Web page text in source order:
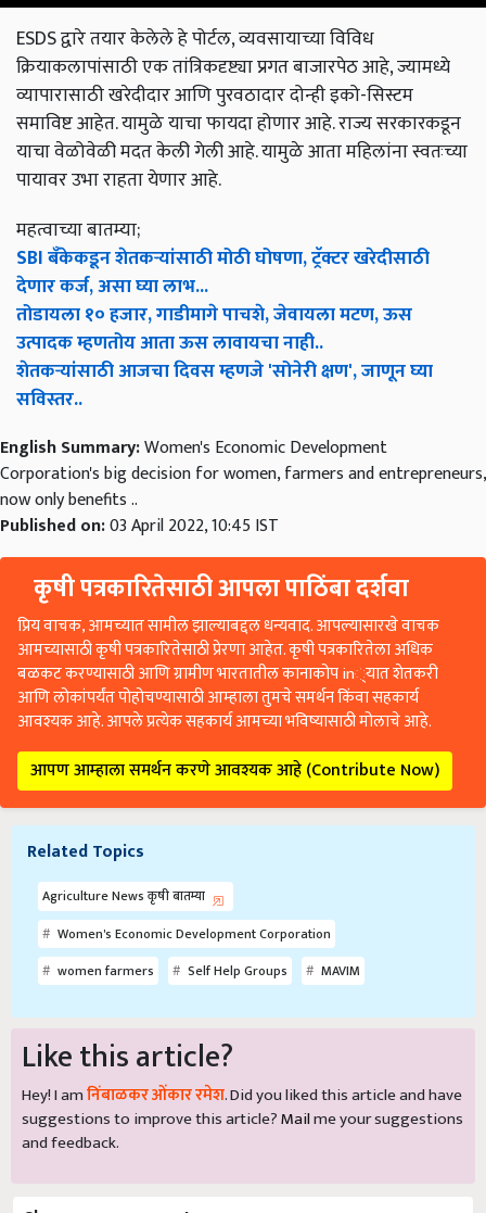
ESDS द्वारे तयार केलेले हे पोर्टल, व्यवसायाच्या विविध
क्रियाकलापांसाठी एक तांत्रिकदृष्ट्या प्रगत बाजारपेठ आहे, ज्यामध्ये
व्यापारासाठी खरेदीदार आणि पुरवठादार दोन्ही इको-सिस्टम
समाविष्ट आहेत. यामुळे याचा फायदा होणार आहे. राज्य सरकारकडून
याचा वेळोवेळी मदत केली गेली आहे. यामुळे आता महिलांना स्वतःच्या
पायावर उभा राहता येणार आहे.
SBI बँकेकडून शेतकऱ्यांसाठी मोठी घोषणा, ट्रॅक्टर खरेदीसाठी
देणार कर्ज, असा घ्या लाभ...
तोडायला १० हजार, गाडीमागे पाचशे, जेवायला मटण, ऊस
उत्पादक म्हणतोय आता ऊस लावायचा नाही..
शेतकऱ्यांसाठी आजचा दिवस म्हणजे 'सोनेरी क्षण', जाणून घ्या
सविस्तर..
Corporation's big decision for women, farmers and entrepreneurs,
now only benefits ..
Published on:03 April 2022, 10:45 IST
कृषी पत्रकारितेसाठी आपला पाठिंबा दर्शवा
प्रिय वाचक, आमच्यात सामील झाल्याबद्दल धन्यवाद. आपल्यासारखे वाचक
आमच्यासाठी कृषी पत्रकारितेसाठी प्रेरणा आहेत. कृषी पत्रकारितेला अधिक
बळकट करण्यासाठी आणि ग्रामीण भारतातील कानाकोप in्यात शेतकरी
आणि लोकांपर्यंत पोहोचण्यासाठी आम्हाला तुमचे समर्थन किंवा सहकार्य
आवश्यक आहे. आपले प्रत्येक सहकार्य आमच्या भविष्यासाठी मोलाचे आहे.
आपण आम्हाला समर्थन करणे आवश्यक आहे (Contribute Now)
Women's Economic Development Corporation
women farmers
Self Help Groups MAVIM
Like this article?
Hey! I amनिंबाळकर ओंकार रमेश. Did you liked this article and have
suggestions to improve this article?Mailme your suggestions
and feedback.